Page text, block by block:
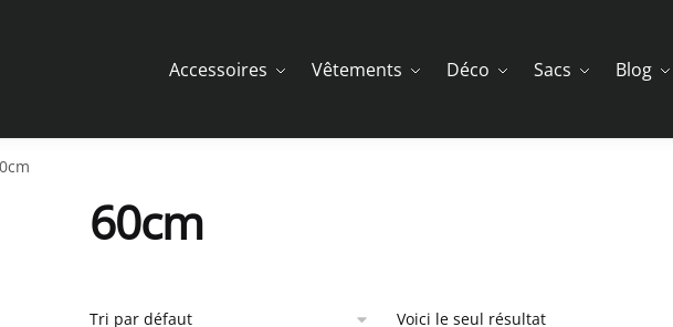
Accessoires Vêtements Déco Sacs Blog
60cm
Voici le seul résultat